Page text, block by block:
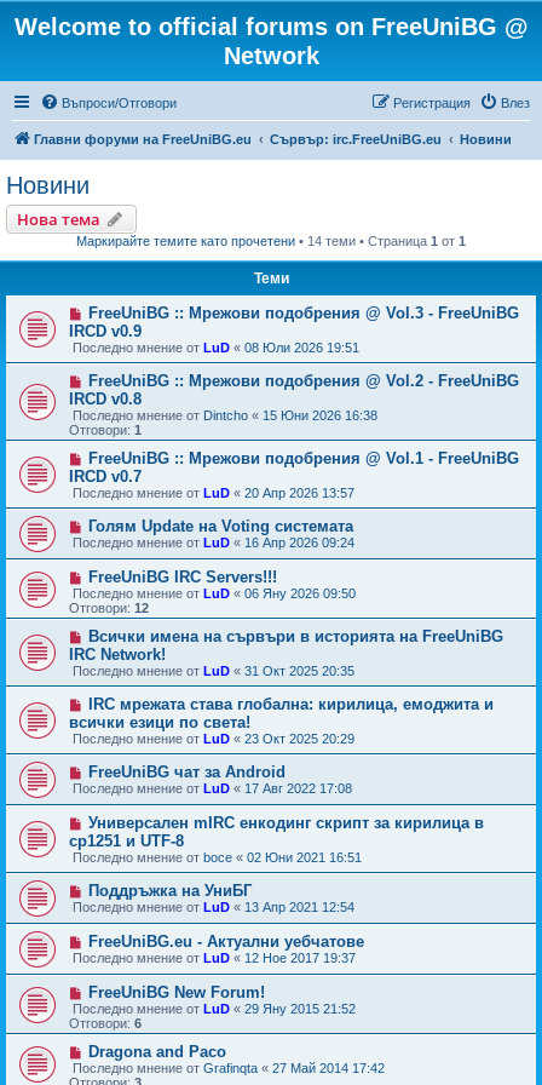
Welcome to official forums on FreeUniBG @
Network
Въпроси/Отговори Влез
Регистрация
Главни форуми на FreeUniBG.eu Сървър: irc.FreeUniBG.eu Новини
Новини
Нова тема
Маркирайте темите като прочетени • 14 теми • Страница 1 от 1
Теми
FreeUniBG :: Мрежови подобрения @ Vol.3 - FreeUniBG
IRCD v0.9
Последно мнение от LuD « 08 Юли 2026 19:51
FreeUniBG :: Мрежови подобрения @ Vol.2 - FreeUniBG
IRCD v0.8
Последно мнение от Dintcho « 15 Юни 2026 16:38
Отговори: 1
FreeUniBG :: Мрежови подобрения @ Vol.1 - FreeUniBG
IRCD v0.7
Последно мнение от LuD « 20 Апр 2026 13:57
Голям Update на Voting системата
Последно мнение от LuD « 16 Апр 2026 09:24
FreeUniBG IRC Servers!!!
Последно мнение от LuD « 06 Яну 2026 09:50
Отговори: 12
Всички имена на сървъри в историята на FreeUniBG
IRC Network!
Последно мнение от LuD « 31 Окт 2025 20:35
IRC мрежата става глобална: кирилица, емоджита и
всички езици по света!
Последно мнение от LuD « 23 Окт 2025 20:29
FreeUniBG чат за Android
Последно мнение от LuD « 17 Авг 2022 17:08
Универсален mIRC енкодинг скрипт за кирилица в
cp1251 и UTF-8
Последно мнение от boce « 02 Юни 2021 16:51
Поддръжка на УниБГ
Последно мнение от LuD « 13 Апр 2021 12:54
FreeUniBG.eu - Актуални уебчатове
Последно мнение от LuD « 12 Ное 2017 19:37
FreeUniBG New Forum!
Последно мнение от LuD « 29 Яну 2015 21:52
Отговори: 6
Dragona and Paco
Последно мнение от Grafinqta « 27 Май 2014 17:42